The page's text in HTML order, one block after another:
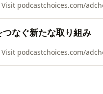
podcastchoices.com/
なぐ新たな取り組み
podcastchoices.com/